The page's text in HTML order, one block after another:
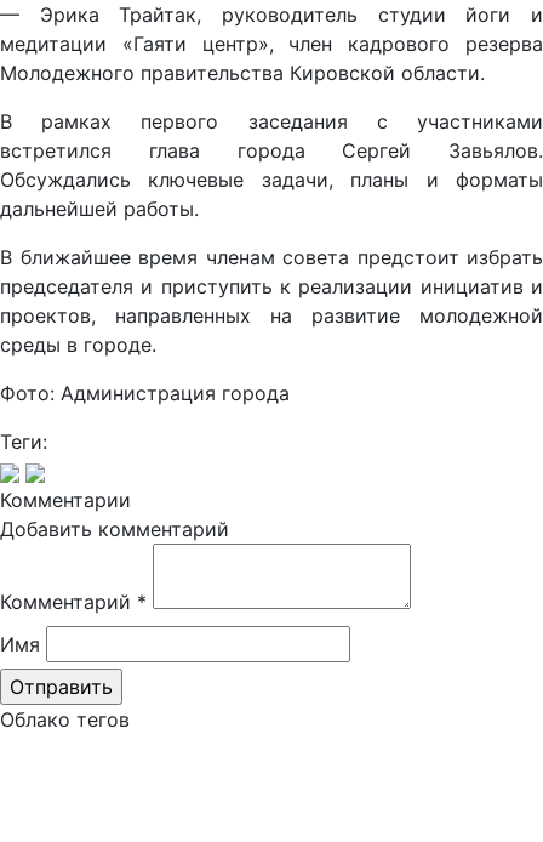
— Эрика Трайтак, руководитель студии йоги и
медитации «Гаяти центр», член кадрового резерва
Молодежного правительства Кировской области.
В рамках первого заседания с участниками
встретился глава города Сергей Завьялов.
Обсуждались ключевые задачи, планы и форматы
дальнейшей работы.
В ближайшее время членам совета предстоит избрать
председателя и приступить к реализации инициатив и
проектов, направленных на развитие молодежной
среды в городе.
Фото: Администрация города
Теги:
Комментарии
Добавить комментарий
Комментарий *
Имя
Облако тегов